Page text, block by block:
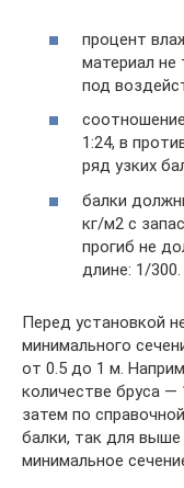
процент
материал не
под
1:24, в
ряд узких
балки
кг/м2 с
прогиб не
длине: 1/300.
Перед установкой
минимального
от 0.5 до 1 м.
количестве бруса —
затем по
балки, так для
минимальное